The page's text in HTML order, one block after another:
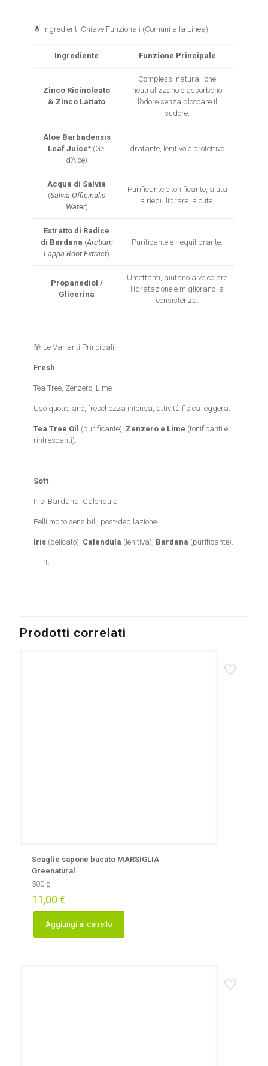
🌟 Ingredienti Chiave Funzionali (Comuni alla Linea)
Ingrediente Funzione Principale
Zinco Ricinoleato
& Zinco Lattato
Complessi naturali che
neutralizzano e assorbono
l’odore senza bloccare il
sudore.
Aloe Barbadensis
Leaf Juice* (Gel
d’Aloe)
Idratante, lenitivo e protettivo.
Acqua di Salvia
(Salvia Officinalis
Water)
Purificante e tonificante, aiuta
a riequilibrare la cute.
Estratto di Radice
di Bardana (Arctium
Lappa Root Extract)
Purificante e riequilibrante.
Propanediol /
Glicerina
Umettanti, aiutano a veicolare
l’idratazione e migliorano la
consistenza.
🎯 Le Varianti Principali
Fresh
Tea Tree, Zenzero, Lime
Uso quotidiano, freschezza intensa, attività fisica leggera.
Tea Tree Oil (purificante), Zenzero e Lime (tonificanti e
rinfrescanti).
Soft
Iris, Bardana, Calendula
Pelli molto sensibili, post-depilazione.
Iris (delicato), Calendula (lenitiva), Bardana (purificante).
Prodotti correlati
Scaglie sapone bucato MARSIGLIA
Greenatural
500 g
11,00 €
Aggiungi al carrello